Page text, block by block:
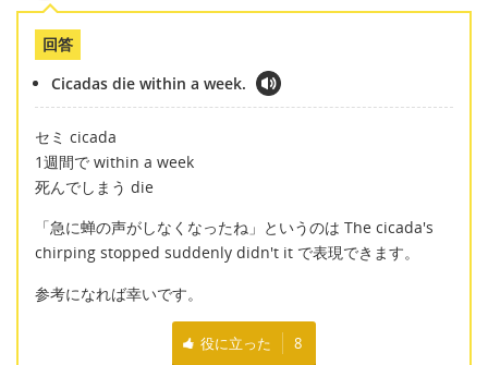
回答
Cicadas die within a week.
セミ cicada
1週間で within a week
死んでしまう die
「急に蝉の声がしなくなったね」というのは The cicada's
chirping stopped suddenly didn't it で表現できます。
参考になれば幸いです。
役に立った 8